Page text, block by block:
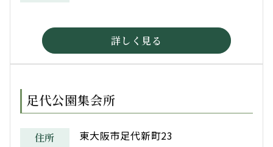
詳しく見る
足代公園集会所
住所 東大阪市足代新町23